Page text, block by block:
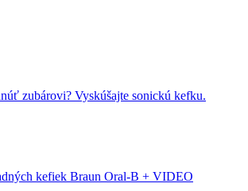
zubárovi? Vyskúšajte sonickú kefku.
kefiek Braun Oral-B + VIDEO